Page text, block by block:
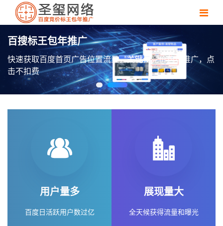
点
用户量多
百度日活跃用户数过亿
展现量大
全天候获得流量和曝光